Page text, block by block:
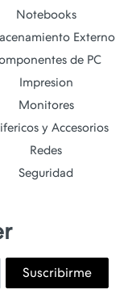
Notebooks
Externo
de PC
Impresion
Monitores
y Accesorios
Redes
Seguridad
Suscribirme